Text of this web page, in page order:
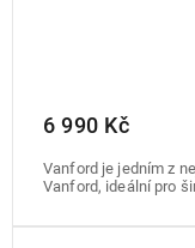
6 990 Kč
Vanford je jedním z
Vanford, ideální pro